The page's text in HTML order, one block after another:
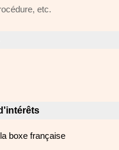
etc.
boxe française